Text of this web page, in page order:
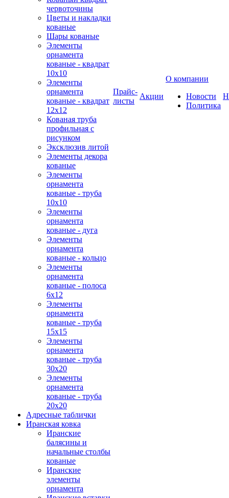
червоточины
Цветы и накладки
кованые
Шары кованые
Элементы
орнамента
кованые - квадрат
10х10
Элементы
орнамента
кованые - квадрат
12х12
Кованая труба
профильная с
рисунком
Эксклюзив литой
Элементы декора
кованые
Элементы
орнамента
кованые - труба
10х10
Элементы
орнамента
кованые - дуга
Элементы
орнамента
кованые - кольцо
Элементы
орнамента
кованые - полоса
6х12
Элементы
орнамента
кованые - труба
15х15
Элементы
орнамента
кованые - труба
30х20
Элементы
орнамента
кованые - труба
20х20
Адресные таблички
Иранская ковка
Иранские
балясины и
начальные столбы
кованые
Иранские
элементы
орнамента
Прайс-
листы
Акции
О компании
Новости
Политика